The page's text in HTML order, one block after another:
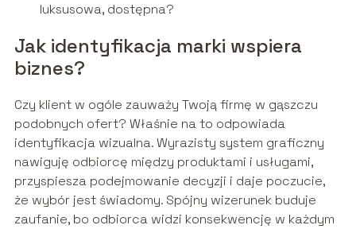
luksusowa, dostępna?
Jak identyfikacja marki wspiera
biznes?
Czy klient w ogóle zauważy Twoją firmę w gąszczu
podobnych ofert? Właśnie na to odpowiada
identyfikacja wizualna. Wyrazisty system graficzny
nawiguję odbiorcę między produktami i usługami,
przyspiesza podejmowanie decyzji i daje poczucie,
że wybór jest świadomy. Spójny wizerunek buduje
zaufanie, bo odbiorca widzi konsekwencję w każdym